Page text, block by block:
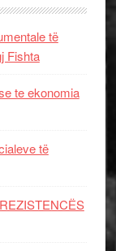
të
Fishta
te ekonomia
të